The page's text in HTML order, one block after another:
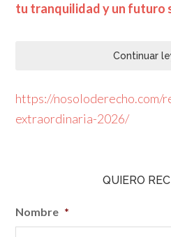
tu tranquilidad y un futuro
Continuar
https://nosoloderecho.com/
extraordinaria-2026/
QUIERO
Nombre *